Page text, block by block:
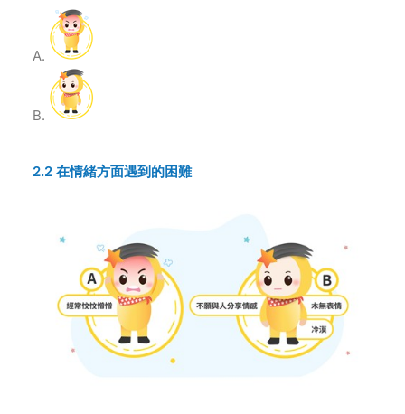
2.2 在情緒方面遇到的困難